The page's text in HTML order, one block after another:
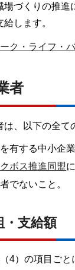
場づくりの推
します。
ク・ライフ・
者
、以下の全て
有する中小企
ボス推進同盟
でないこと。
・支給額
4）の項目ご